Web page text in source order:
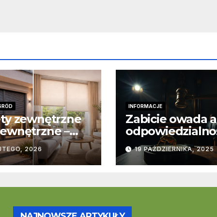
zewnętrzne
–
i
2026
INFORMACJE
Zabicie owada a
karna – jak
to w praktyce?
19 PAŹDZIERNIKA, 2025